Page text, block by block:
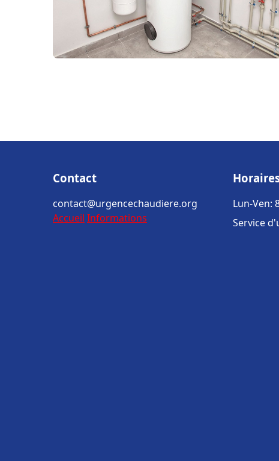
Contact
contact@urgencechaudiere.org
Accueil Informations
Lun-Ven:
Service